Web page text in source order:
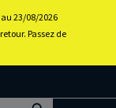
Retour
23/08/2026
Passez de